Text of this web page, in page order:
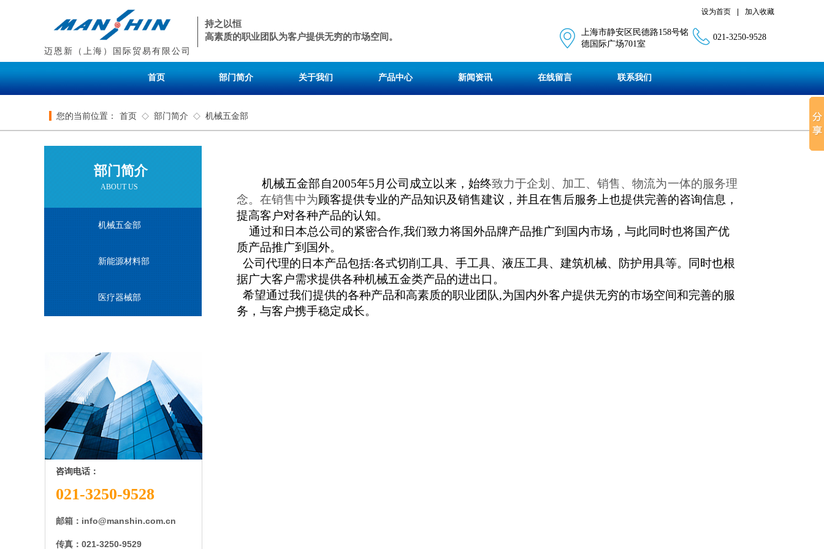
021-3250-9528
上海市静安区民德路158号铭
德国际广场701室
持之以恒
高素质的职业团队为客户提供无穷的市场空间。
迈恩新（上海）国际贸易有限公司
设为首页 加入收藏
首页 部门简介 关于我们 产品中心 新闻资讯 在线留言 联系我们
首页 ◇ 部门简介 ◇ 机械五金部
您的当前位置：
部门简介
机械五金部自2005年5 月公司成立以来，始终致力于企划、加工、销售、物流为一体的服务理
念。在销售中为顾客提供专业的产品知识及销售建议，并且在售后服务上也提供完善的咨询信息，
提高客户对各种产品的认知。
通过和日本总公司的紧密合作,我们致力将国外品牌产品推广到国内市场，与此同时也将国产优
质产品推广到国外。
公司代理的日本产品包括:各式切削工具、手工具、液压工具、建筑机械、防护用具等。同时也根
据广大客户需求提供各种机械五金类产品的进出口。
希望通过我们提供的各种产品和高素质的职业团队,为国内外客户提供无穷的市场空间和完善的服
务，与客户携手稳定成长。
ABOUT US
机械五金部​
新能源材料部
医疗器械部
咨询电话：
021-3250-9528
邮箱： info@manshin.com.cn
传真 ： 021-3250-9529